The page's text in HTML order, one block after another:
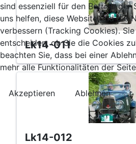
lk14-011
lk14-012
sind essenziell für den Betrieb der
uns helfen, diese Website und die
verbessern (Tracking Cookies).
entscheiden, ob Sie die Cookies
beachten Sie, dass bei einer
mehr alle Funktionalitäten der
Akzeptieren Ablehnen